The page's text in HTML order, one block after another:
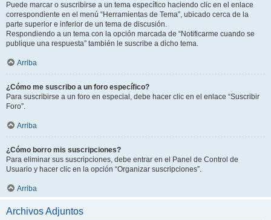
Puede marcar o suscribirse a un tema específico haciendo clic en el enlace
correspondiente en el menú “Herramientas de Tema”, ubicado cerca de la
parte superior e inferior de un tema de discusión.
Respondiendo a un tema con la opción marcada de “Notificarme cuando se
publique una respuesta” también le suscribe a dicho tema.
Arriba
¿Cómo me suscribo a un foro específico?
Para suscribirse a un foro en especial, debe hacer clic en el enlace “Suscribir
Foro”.
Arriba
¿Cómo borro mis suscripciones?
Para eliminar sus suscripciones, debe entrar en el Panel de Control de
Usuario y hacer clic en la opción “Organizar suscripciones”.
Arriba
Archivos Adjuntos